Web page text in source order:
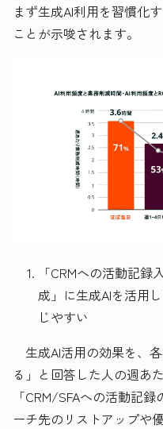
まず生成AI利用を習慣化
ことが示唆されます。
「CRMへの活動記
成」に生成AIを活用
じやすい
生成AI活用の効果を、
る」と回答した人の週あ
「CRM/SFAへの活動記
ーチ先のリストアップや